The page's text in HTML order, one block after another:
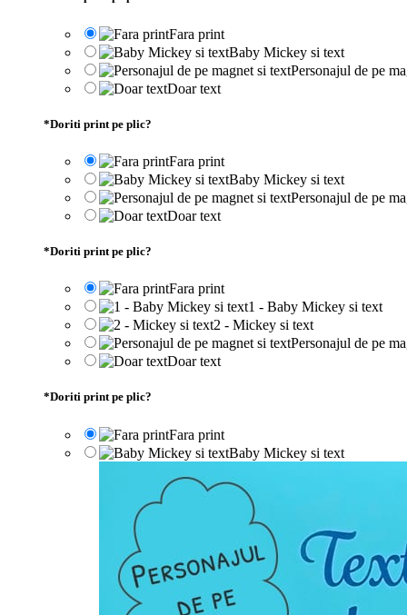
Fara print
Baby Mickey si text
Personajul de pe
Doar text
*Doriti print pe plic?
Fara print
Baby Mickey si text
Personajul de pe
Doar text
*Doriti print pe plic?
Fara print
1 - Baby Mickey si text
2 - Mickey si text
Personajul de pe
Doar text
*Doriti print pe plic?
Fara print
Baby Mickey si text